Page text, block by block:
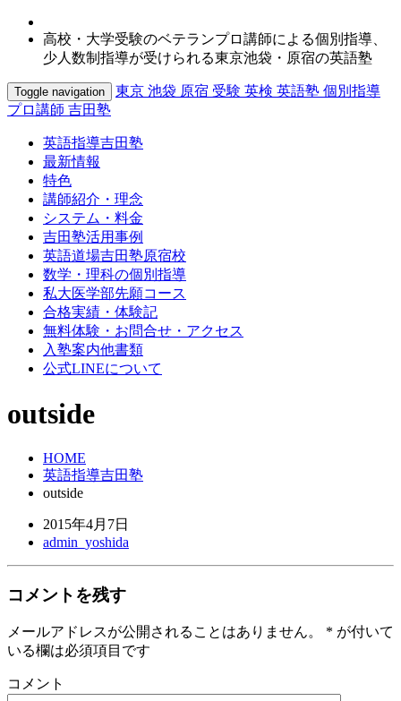
高校・大学受験のベテランプロ講師による個別指導、
少人数制指導が受けられる東京池袋・原宿の英語塾
Toggle navigation
東京 池袋 原宿 受験 英検 英語塾 個別指導
プロ講師 吉田塾
英語指導吉田塾
最新情報
特色
講師紹介・理念
システム・料金
吉田塾活用事例
英語道場吉田塾原宿校
数学・理科の個別指導
私大医学部先願コース
合格実績・体験記
無料体験・お問合せ・アクセス
入塾案内他書類
公式LINEについて
outside
HOME
英語指導吉田塾
outside
2015年4月7日
admin_yoshida
コメントを残す
メールアドレスが公開されることはありません。 * が付いて
いる欄は必須項目です
コメント